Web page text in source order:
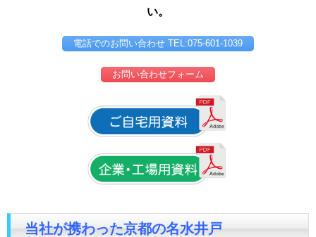
い。
電話でのお問い合わせ TEL:075-601-1039
お問い合わせフォーム
当社が携わった京都の名水井戸